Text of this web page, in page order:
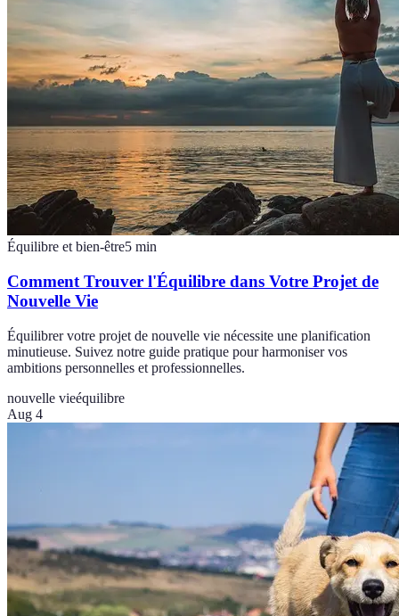
Équilibre et bien-être5 min
Comment Trouver l'Équilibre dans Votre Projet de
Nouvelle Vie
Équilibrer votre projet de nouvelle vie nécessite une planification
minutieuse. Suivez notre guide pratique pour harmoniser vos
ambitions personnelles et professionnelles.
nouvelle vieéquilibre
Aug 4